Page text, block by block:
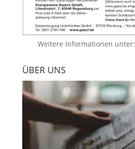
Weitere Informationen unter:
ÜBER UNS